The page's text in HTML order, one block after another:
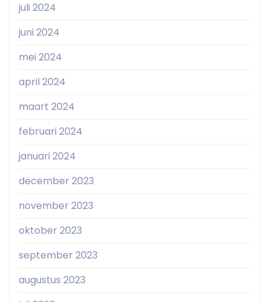
juli 2024
juni 2024
mei 2024
april 2024
maart 2024
februari 2024
januari 2024
december 2023
november 2023
oktober 2023
september 2023
augustus 2023